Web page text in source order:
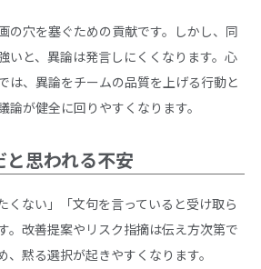
の穴を塞ぐための貢献です。しかし、同
いと、異論は発言しにくくなります。心
は、異論をチームの品質を上げる行動と
論が健全に回りやすくなります。
思われる不安
くない」「文句を言っていると受け取ら
。改善提案やリスク指摘は伝え方次第で
、黙る選択が起きやすくなります。